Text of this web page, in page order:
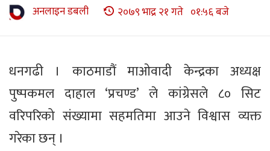
अनलाइन डबली २०७९ भाद्र २१ गते ०१:५६ बजे
धनगढी । काठमाडौं माओवादी केन्द्रका अध्यक्ष
पुष्पकमल दाहाल ‘प्रचण्ड’ ले कांग्रेसले ८० सिट
वरिपरिको संख्यामा सहमतिमा आउने विश्वास व्यक्त
गरेका छन् ।